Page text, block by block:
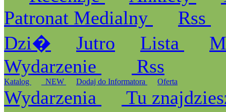
Patronat Medialny
Rss
Dzi�
Jutro Lista
Wydarzenie
Rss
Katalog _NEW Dodaj do Informatora Oferta
Wydarzenia
Tu